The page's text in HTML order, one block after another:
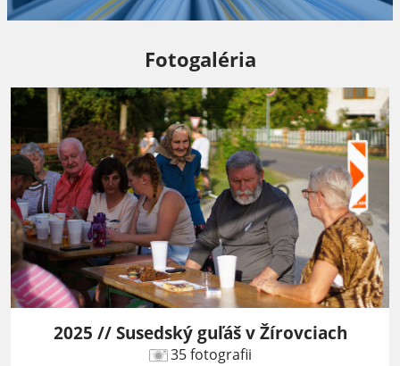
Fotogaléria
2025 // Susedský guľáš v Žírovciach
35 fotografii